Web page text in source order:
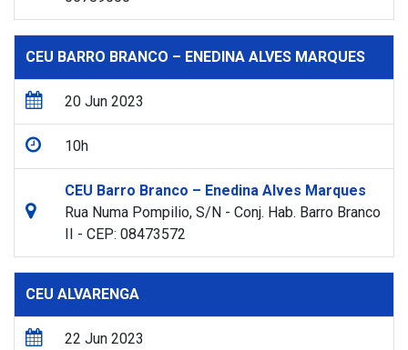
CEU BARRO BRANCO – ENEDINA ALVES MARQUES
20 Jun 2023
10h
CEU Barro Branco – Enedina Alves Marques
Rua Numa Pompilio, S/N - Conj. Hab. Barro Branco
II - CEP: 08473572
CEU ALVARENGA
22 Jun 2023